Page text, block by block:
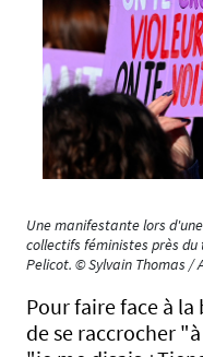
Une manifestante lors
collectifs féministes près du
Pelicot. © Sylvain Thomas /
Pour faire face à
de se raccrocher